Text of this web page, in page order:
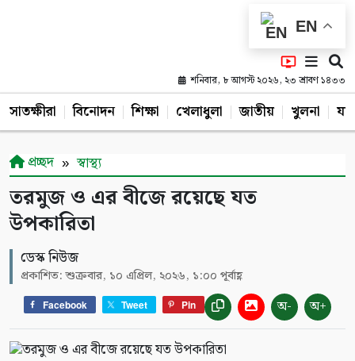
EN
শনিবার, ৮ আগস্ট ২০২৬, ২৩ শ্রাবণ ১৪৩৩
সাতক্ষীরা বিনোদন শিক্ষা খেলাধুলা জাতীয় খুলনা
প্রচ্ছদ স্বাস্থ্য
তরমুজ ও এর বীজে রয়েছে যত
উপকারিতা
ডেস্ক নিউজ
প্রকাশিত: শুক্রবার, ১০ এপ্রিল, ২০২৬, ১:০০ পূর্বাহ্ণ
Facebook Tweet Pin অ- অ+